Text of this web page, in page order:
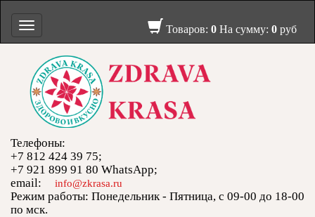
Товаров: 0 На сумму: 0 руб
Toggle
navigation
Телефоны:
+7 812 424 39 75;
+7 921 899 91 80 WhatsApp;
email:
info@zkrasa.ru
Режим работы: Понедельник - Пятница, с 09-00 до 18-00
по мск.